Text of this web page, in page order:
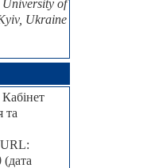
of
Ukraine
та